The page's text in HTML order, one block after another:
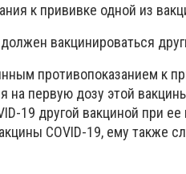
к прививке одной из
вакцинироваться
противопоказанием к
на первую дозу этой
19 другой вакциной при
COVID-19, ему также